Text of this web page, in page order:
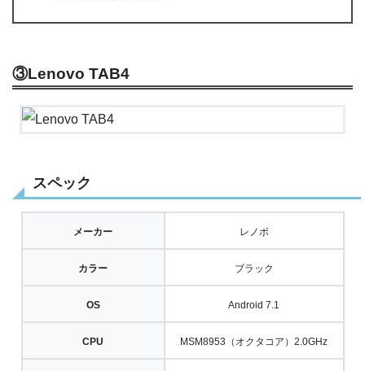
③Lenovo TAB4
スペック
メーカー レノボ
カラー ブラック
OS Android 7.1
CPU MSM8953（オクタコア）2.0GHz